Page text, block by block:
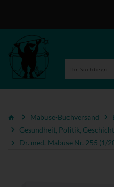
Mabuse-Buchversand
Gesundheit, Politik,
Dr. med. Mabuse Nr. 255 (1/